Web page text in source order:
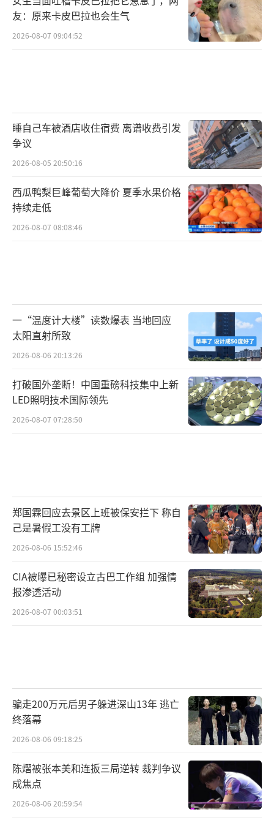
友：原来卡皮巴拉也会生气
2026-08-07 09:04:52
睡自己车被酒店收住宿费 离谱收费引发
争议
2026-08-05 20:50:16
西瓜鸭梨巨峰葡萄大降价 夏季水果价格
持续走低
2026-08-07 08:08:46
一“温度计大楼”读数爆表 当地回应
太阳直射所致
2026-08-06 20:13:26
打破国外垄断！中国重磅科技集中上新
LED照明技术国际领先
2026-08-07 07:28:50
郑国霖回应去景区上班被保安拦下 称自
己是暑假工没有工牌
2026-08-06 15:52:46
CIA被曝已秘密设立古巴工作组 加强情
报渗透活动
2026-08-07 00:03:51
骗走200万元后男子躲进深山13年 逃亡
终落幕
2026-08-06 09:18:25
陈熠被张本美和连扳三局逆转 裁判争议
成焦点
2026-08-06 20:59:54